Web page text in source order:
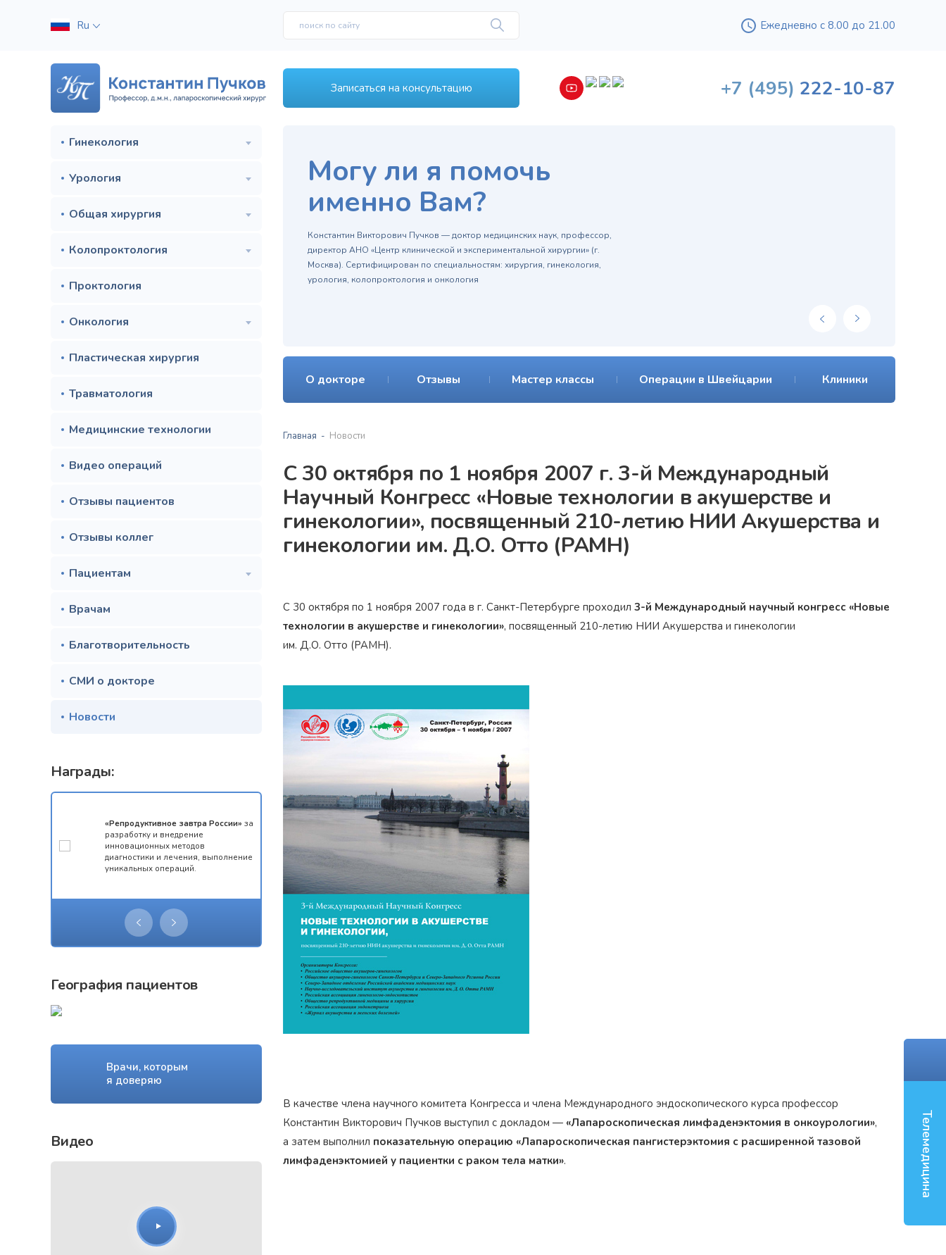
Ru Ежедневно с 8.00 до 21.00
Записаться на консультацию +7 (495) 222-10-87
Гинекология
Урология
Общая хирургия
Колопроктология
Проктология
Онкология
Пластическая хирургия
Травматология
Медицинские технологии
Видео операций
Отзывы пациентов
Отзывы коллег
Пациентам
Врачам
Благотворительность
СМИ о докторе
Новости
Награды:
«Репродуктивное завтра России» за
разработку и внедрение
инновационных методов
диагностики и лечения, выполнение
уникальных операций.
«Честь и Слава Великой
за заслуги перед
Отечеством
Награжден почетным
знаком
География пациентов
Врачи, которым
я доверяю
Видео
Могу ли я помочь
именно Вам?
Константин Викторович Пучков — доктор медицинских наук, профессор,
директор АНО «Центр клинической и экспериментальной хирургии» (г.
Москва). Сертифицирован по специальностям: хирургия, гинекология,
урология, колопроктология и онкология
О докторе Отзывы Мастер классы Операции в Швейцарии Клиники
Главная Новости
С 30 октября по 1 ноября 2007 г. 3-й Международный
Научный Конгресс «Новые технологии в акушерстве и
гинекологии», посвященный 210-летию НИИ Акушерства и
гинекологии им. Д.О. Отто (РАМН)
С 30 октября по 1 ноября 2007 года в г. Санкт-Петербурге проходил 3-й Международный научный конгресс «Новые
технологии в акушерстве и гинекологии», посвященный 210-летию НИИ Акушерства и гинекологии
им. Д.О. Отто (РАМН).
В качестве члена научного комитета Конгресса и члена Международного эндоскопического курса профессор
Константин Викторович Пучков выступил с докладом — «Лапароскопическая лимфаденэктомия в онкоурологии»,
а затем выполнил показательную операцию «Лапароскопическая пангистерэктомия с расширенной тазовой
лимфаденэктомией у пациентки с раком тела матки». Телемедицина